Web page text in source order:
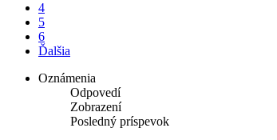
4
5
6
Ďalšia
Oznámenia
Odpovedí
Zobrazení
Posledný príspevok